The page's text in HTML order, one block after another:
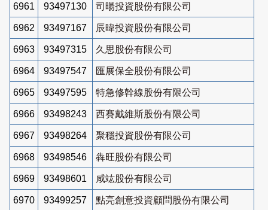
6961 93497130 司暘投資股份有限公司
6962 93497167 辰暐投資股份有限公司
6963 93497315 久思股份有限公司
6964 93497547 匯展保全股份有限公司
6965 93497595 特急修幹線股份有限公司
6966 93498243 西賽戴維斯股份有限公司
6967 93498264 聚穩投資股份有限公司
6968 93498546 犇旺股份有限公司
6969 93498601 咸竑股份有限公司
6970 93499257 點亮創意投資顧問股份有限公司